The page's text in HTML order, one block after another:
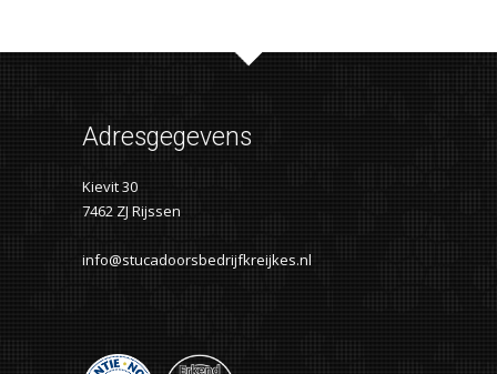
Adresgegevens
Kievit 30
7462 ZJ Rijssen
info@stucadoorsbedrijfkreijkes.nl